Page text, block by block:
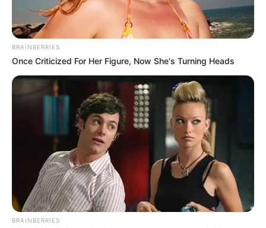
BRAINBERRIES
Once Criticized For Her Figure, Now She's Turning Heads
BRAINBERRIES